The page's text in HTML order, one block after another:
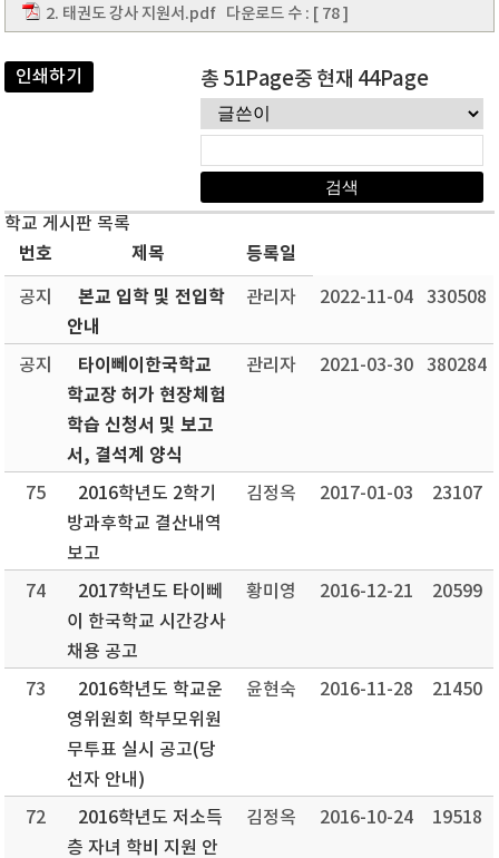
2. 태권도 강사 지원서.pdf 다운로드 수 : [ 78 ]
인쇄하기 총 51Page중 현재 44Page
학교 게시판 목록
번호 제목 등록일
공지
본교 입학 및 전입학
안내
관리자 2022-11-04 330508
공지
타이뻬이한국학교
학교장 허가 현장체험
학습 신청서 및 보고
서, 결석계 양식
관리자 2021-03-30 380284
75
2016학년도 2학기
방과후학교 결산내역
보고
김정옥 2017-01-03 23107
74
2017학년도 타이뻬
이 한국학교 시간강사
채용 공고
황미영 2016-12-21 20599
73
2016학년도 학교운
영위원회 학부모위원
무투표 실시 공고(당
선자 안내)
윤현숙 2016-11-28 21450
72
2016학년도 저소득
층 자녀 학비 지원 안
김정옥 2016-10-24 19518